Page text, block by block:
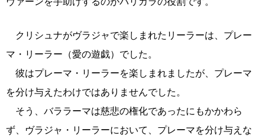
クリシュナがヴラジャで楽しまれたリーラーは、プレー
マ・リーラー（愛の遊戯）でした。
彼はプレーマ・リーラーを楽しまれましたが、プレーマ
を分け与えたわけではありませんでした。
そう、バララーマは慈悲の権化であったにもかかわら
ず、ヴラジャ・リーラーにおいて、プレーマを分け与えな